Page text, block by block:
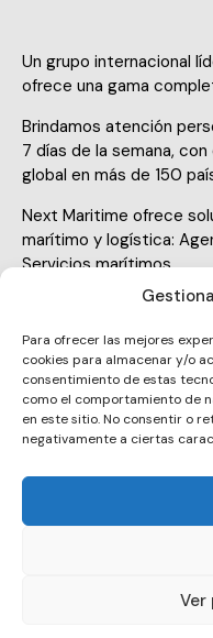
Para ofrecer las mejores
cookies para almacenar y/o
consentimiento de estas
como el comportamiento de
en este sitio. No consentir o
negativamente a ciertas
Ver
Un grupo internacional
ofrece una gama
Brindamos atención
7 días de la semana,
global en más de 150
Next Maritime ofrece
marítimo y logística:
Servicios marítimos
E-
m
ail:
on
Marina Port